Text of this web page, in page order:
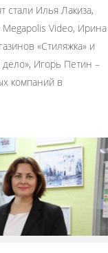
стали Илья Лакиза,
Video, Ирина
«Стиляжка» и
дело», Игорь Петин –
компаний в